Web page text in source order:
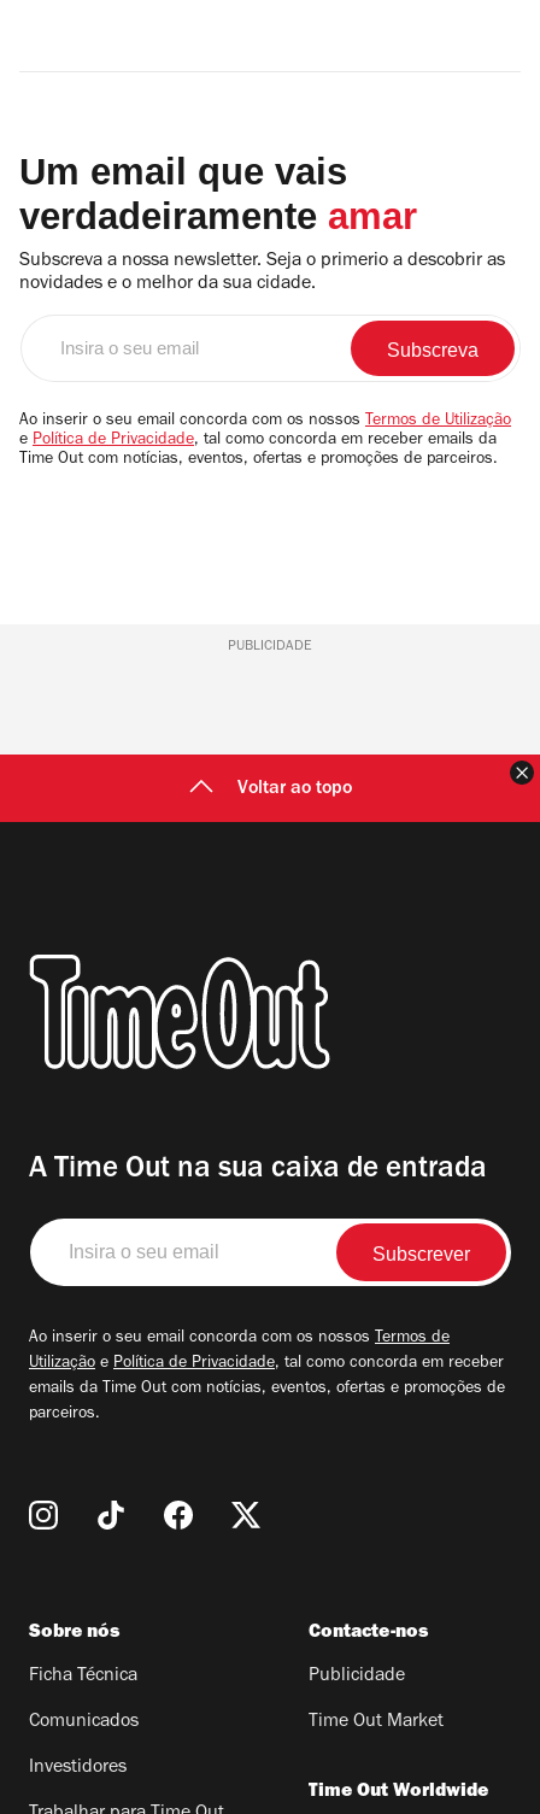
Um email que vais
verdadeiramente amar
Subscreva a nossa newsletter. Seja o primerio a descobrir as
novidades e o melhor da sua cidade.
email
Ao inserir o seu email concorda com os nossos Termos de Utilização
e Política de Privacidade, tal como concorda em receber emails da
Time Out com notícias, eventos, ofertas e promoções de parceiros.
PUBLICIDADE
Voltar ao topo
A Time Out na sua caixa de entrada
Insira
o
seu
Ao inserir o seu email concorda com os nossos Termos de
Utilização e Política de Privacidade, tal como concorda em receber
emails da Time Out com notícias, eventos, ofertas e promoções de
parceiros.
Sobre nós
Ficha Técnica
Comunicados
Investidores
Contacte-nos
Publicidade
Time Out Market
Time Out Worldwide